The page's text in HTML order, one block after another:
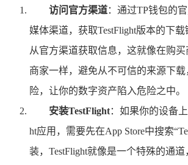
访问官方渠道：通过TP钱包的
媒体渠道，获取TestFlight版本的下
从官方渠道获取信息，这就像在购
商家一样，避免从不可信的来源下
险，让你的数字资产陷入危险之中。
安装TestFlight：如果你的设备
ht应用，需要先在App Store中搜索
装，TestFlight就像是一个特殊的通